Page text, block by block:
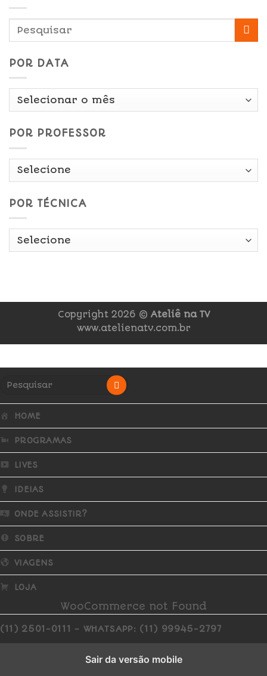
POR DATA
Por
POR PROFESSOR
POR TÉCNICA
Copyright 2026 © Ateliê na TV
www.atelienatv.com.br
HOME
PROGRAMAS
LIVES
IDEIAS
ONDE ASSISTIR?
SOBRE
VIAGENS
LOJA
WooCommerce not Found
(11) 2501-0111 - WHATSAPP: (11) 99945-2797
Sair da versão mobile